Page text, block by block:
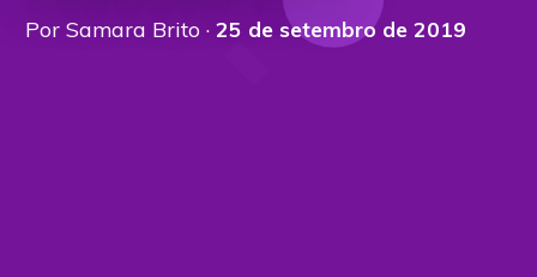
Por Samara Brito · 25 de setembro de 2019